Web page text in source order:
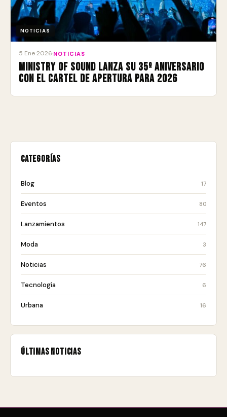
NOTICIAS
5 Ene 2026 NOTICIAS
Ministry of Sound lanza su 35º aniversario
con el cartel de apertura para 2026
Categorías
Blog 17
Eventos 80
Lanzamientos 147
Moda 3
Noticias 76
Tecnología 6
Urbana 16
Últimas noticias